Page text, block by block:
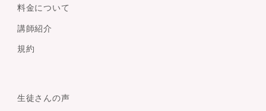
料金について
講師紹介
規約
生徒さんの声